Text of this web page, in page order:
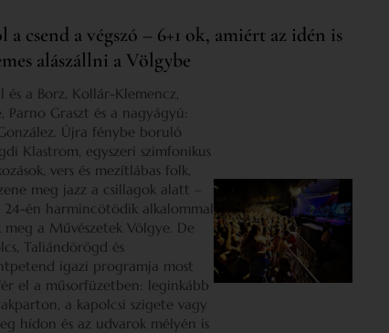
a csend a végszó – 6+1 ok, amiért az idén is
alászállni a Völgybe
és a Borz, Kollár-Klemencz,
Parno Graszt és a nagyágyú:
Újra fénybe boruló
Klastrom, egyszeri szimfonikus
vers és mezítlábas folk,
meg jazz a csillagok alatt –
24-én harmincötödik alkalommal
meg a Művészetek Völgye. De
Taliándörögd és
igazi programja most
el a műsorfüzetben: leginkább
a kapolcsi szigete vagy
hídon és az udvarok mélyén is